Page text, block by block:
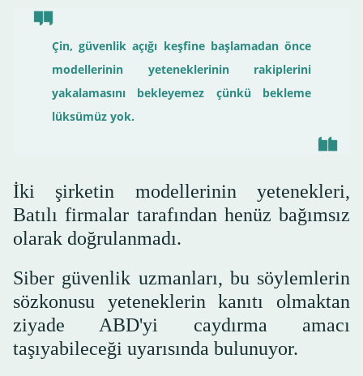
Çin, güvenlik açığı keşfine başlamadan önce
modellerinin yeteneklerinin rakiplerini
yakalamasını bekleyemez çünkü bekleme
lüksümüz yok.
İki şirketin modellerinin yetenekleri,
Batılı firmalar tarafından henüz bağımsız
olarak doğrulanmadı.
Siber güvenlik uzmanları, bu söylemlerin
sözkonusu yeteneklerin kanıtı olmaktan
ziyade ABD'yi caydırma amacı
taşıyabileceği uyarısında bulunuyor.